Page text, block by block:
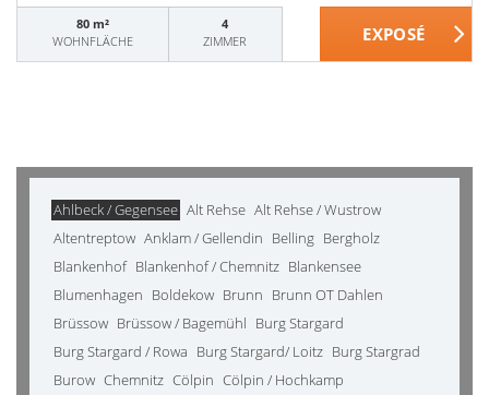
80 m²
WOHNFLÄCHE
4
ZIMMER
Ahlbeck / Gegensee Alt Rehse Alt Rehse / Wustrow
Altentreptow Anklam / Gellendin Belling Bergholz
Blankenhof Blankenhof / Chemnitz Blankensee
Blumenhagen Boldekow Brunn Brunn OT Dahlen
Brüssow Brüssow / Bagemühl Burg Stargard
Burg Stargard / Rowa Burg Stargard/ Loitz Burg Stargrad
Burow Chemnitz Cölpin Cölpin / Hochkamp